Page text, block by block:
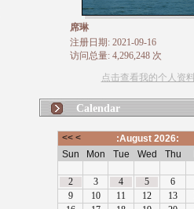
席琳
注册日期: 2021-09-16
访问总量: 4,296,248 次
点击查看我的个人资料
Calendar